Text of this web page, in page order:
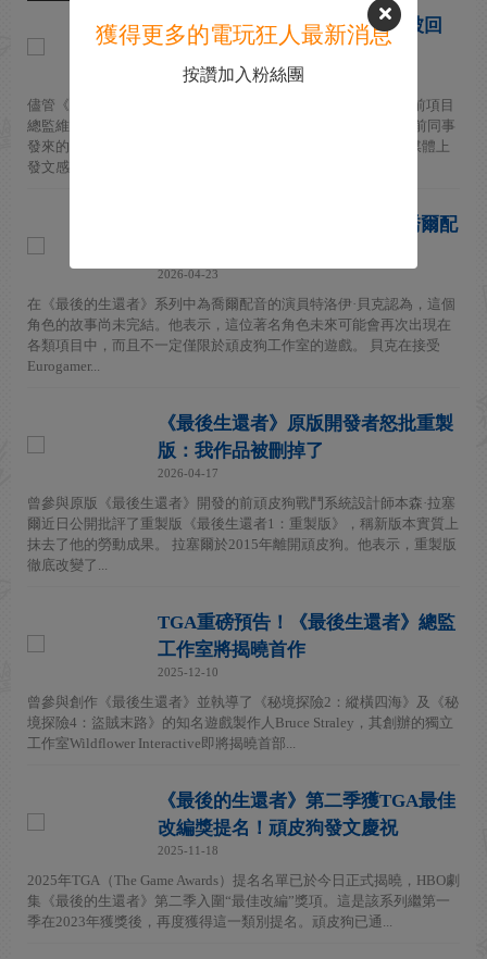
《最後生還者OL》取消兩年仍被回
憶稱讚：史上最強！
2026-04-29
儘管《最後生還者》多人遊戲項目已於2023年12月被取消，但前項目
總監維尼特·阿加瓦爾透露，他至今仍不斷收到曾參與該作品的前同事
發來的消息，稱那是“他們玩過的最棒的多人遊戲”。他在社交媒體上
發文感謝前...
穢土轉生！ 《最後的生還者》喬爾配
2026-04-23
在《最後的生還者》系列中為喬爾配音的演員特洛伊·貝克認為，這個
角色的故事尚未完結。他表示，這位著名角色未來可能會再次出現在
各類項目中，而且不一定僅限於頑皮狗工作室的遊戲。 貝克在接受
Eurogamer...
《最後生還者》原版開發者怒批重製
版：我作品被刪掉了
2026-04-17
曾參與原版《最後生還者》開發的前頑皮狗戰鬥系統設計師本森·拉塞
爾近日公開批評了重製版《最後生還者1：重製版》，稱新版本實質上
抹去了他的勞動成果。 拉塞爾於2015年離開頑皮狗。他表示，重製版
徹底改變了...
TGA重磅預告！《最後生還者》總監
工作室將揭曉首作
2025-12-10
曾參與創作《最後生還者》並執導了《秘境探險2：縱橫四海》及《秘
境探險4：盜賊末路》的知名遊戲製作人Bruce Straley，其創辦的獨立
工作室Wildflower Interactive即將揭曉首部...
《最後的生還者》第二季獲TGA最佳
改編獎提名！頑皮狗發文慶祝
2025-11-18
2025年TGA（The Game Awards）提名名單已於今日正式揭曉，HBO劇
集《最後的生還者》第二季入圍“最佳改編”獎項。這是該系列繼第一
季在2023年獲獎後，再度獲得這一類別提名。頑皮狗已通...
獲得更多的電玩狂人最新消息
按讚加入粉絲團